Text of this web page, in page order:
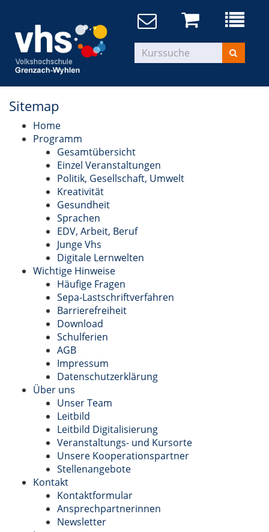
Sitemap
Home
Programm
Gesamtübersicht
Einzel Veranstaltungen
Politik, Gesellschaft, Umwelt
Kreativität
Gesundheit
Sprachen
EDV, Arbeit, Beruf
Junge Vhs
Digitale Lernwelten
Wichtige Hinweise
Häufige Fragen
Sepa-Lastschriftverfahren
Barrierefreiheit
Download
Schulferien
AGB
Impressum
Datenschutzerklärung
Über uns
Unser Team
Leitbild
Leitbild Digitalisierung
Veranstaltungs- und Kursorte
Unsere Kooperationspartner
Stellenangebote
Kontakt
Kontaktformular
Ansprechpartnerinnen
Newsletter